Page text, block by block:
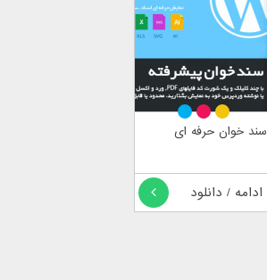
سند خوان حرفه ای
ادامه / دانلود